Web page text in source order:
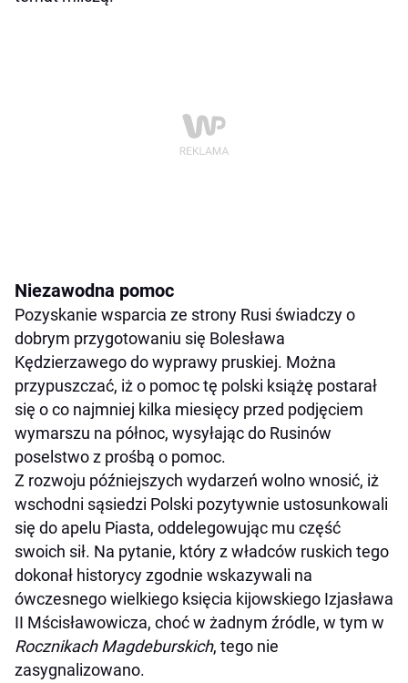
Niezawodna pomoc
Pozyskanie wsparcia ze strony Rusi świadczy o
dobrym przygotowaniu się Bolesława
Kędzierzawego do wyprawy pruskiej. Można
przypuszczać, iż o pomoc tę polski książę postarał
się o co najmniej kilka miesięcy przed podjęciem
wymarszu na północ, wysyłając do Rusinów
poselstwo z prośbą o pomoc.
Z rozwoju późniejszych wydarzeń wolno wnosić, iż
wschodni sąsiedzi Polski pozytywnie ustosunkowali
się do apelu Piasta, oddelegowując mu część
swoich sił. Na pytanie, który z władców ruskich tego
dokonał historycy zgodnie wskazywali na
ówczesnego wielkiego księcia kijowskiego Izjasława
II Mścisławowicza, choć w żadnym źródle, w tym w
Rocznikach Magdeburskich, tego nie
zasygnalizowano.